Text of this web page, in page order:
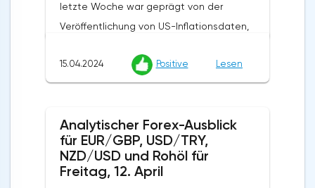
letzte Woche war geprägt von der
Veröffentlichung von US-Inflationsdaten,
dem Markt beitrugen. Der US-
Verbraucherpreisindex stieg im März
Erwartungen der Analysten von 0,3% und
der jährliche Index lag bei 3,5%, ebenfalls
über den prognostizierten 3,4%. Der
15.04.2024 Positive Lesen
Analytischer Forex-Ausblick
für EUR/GBP, USD/TRY,
NZD/USD und Rohöl für
Freitag, 12. April